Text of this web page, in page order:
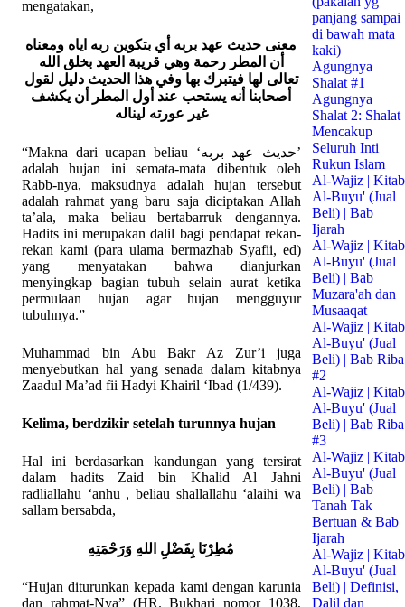
mengatakan,
معنى حديث عهد بربه أي بتكوين ربه اياه ومعناه
أن المطر رحمة وهي قريبة العهد بخلق الله
تعالى لها فيتبرك بها وفي هذا الحديث دليل لقول
أصحابنا أنه يستحب عند أول المطر أن يكشف
غير عورته ليناله
“Makna dari ucapan beliau ‘حديث عهد بربه’
adalah hujan ini semata-mata dibentuk oleh
Rabb-nya, maksudnya adalah hujan tersebut
adalah rahmat yang baru saja diciptakan Allah
ta’ala, maka beliau bertabarruk dengannya.
Hadits ini merupakan dalil bagi pendapat rekan-
rekan kami (para ulama bermazhab Syafii, ed)
yang menyatakan bahwa dianjurkan
menyingkap bagian tubuh selain aurat ketika
permulaan hujan agar hujan mengguyur
tubuhnya.”
Muhammad bin Abu Bakr Az Zur’i juga
menyebutkan hal yang senada dalam kitabnya
Zaadul Ma’ad fii Hadyi Khairil ‘Ibad (1/439).
Kelima, berdzikir setelah turunnya hujan
Hal ini berdasarkan kandungan yang tersirat
dalam hadits Zaid bin Khalid Al Jahni
radliallahu ‘anhu , beliau shallallahu ‘alaihi wa
sallam bersabda,
مُطِرْنَا بِفَضْلِ اللهِ وَرَحْمَتِهِ
“Hujan diturunkan kepada kami dengan karunia
dan rahmat-Nya” (HR. Bukhari nomor 1038,
panjang sampai
di bawah mata
kaki)
Agungnya
Shalat #1
Agungnya
Shalat 2: Shalat
Mencakup
Seluruh Inti
Rukun Islam
Al-Wajiz | Kitab
Al-Buyu' (Jual
Beli) | Bab
Ijarah
Al-Wajiz | Kitab
Al-Buyu' (Jual
Beli) | Bab
Muzara'ah dan
Musaaqat
Al-Wajiz | Kitab
Al-Buyu' (Jual
Beli) | Bab Riba
#2
Al-Wajiz | Kitab
Al-Buyu' (Jual
Beli) | Bab Riba
#3
Al-Wajiz | Kitab
Al-Buyu' (Jual
Beli) | Bab
Tanah Tak
Bertuan & Bab
Ijarah
Al-Wajiz | Kitab
Al-Buyu' (Jual
Beli) | Definisi,
Dalil dan